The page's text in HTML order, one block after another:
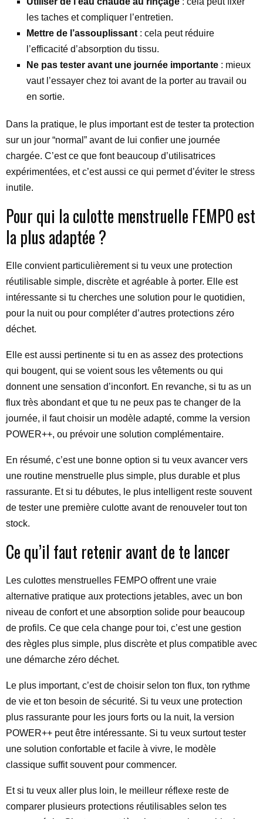
les taches et compliquer l’entretien.
Mettre de l’assouplissant : cela peut réduire
l’efficacité d’absorption du tissu.
Ne pas tester avant une journée importante : mieux
vaut l’essayer chez toi avant de la porter au travail ou
en sortie.
Dans la pratique, le plus important est de tester ta protection
sur un jour “normal” avant de lui confier une journée
chargée. C’est ce que font beaucoup d’utilisatrices
expérimentées, et c’est aussi ce qui permet d’éviter le stress
inutile.
Pour qui la culotte menstruelle FEMPO est
la plus adaptée ?
Elle convient particulièrement si tu veux une protection
réutilisable simple, discrète et agréable à porter. Elle est
intéressante si tu cherches une solution pour le quotidien,
pour la nuit ou pour compléter d’autres protections zéro
déchet.
Elle est aussi pertinente si tu en as assez des protections
qui bougent, qui se voient sous les vêtements ou qui
donnent une sensation d’inconfort. En revanche, si tu as un
flux très abondant et que tu ne peux pas te changer de la
journée, il faut choisir un modèle adapté, comme la version
POWER++, ou prévoir une solution complémentaire.
En résumé, c’est une bonne option si tu veux avancer vers
une routine menstruelle plus simple, plus durable et plus
rassurante. Et si tu débutes, le plus intelligent reste souvent
de tester une première culotte avant de renouveler tout ton
stock.
Ce qu’il faut retenir avant de te lancer
Les culottes menstruelles FEMPO offrent une vraie
alternative pratique aux protections jetables, avec un bon
niveau de confort et une absorption solide pour beaucoup
de profils. Ce que cela change pour toi, c’est une gestion
des règles plus simple, plus discrète et plus compatible avec
une démarche zéro déchet.
Le plus important, c’est de choisir selon ton flux, ton rythme
de vie et ton besoin de sécurité. Si tu veux une protection
plus rassurante pour les jours forts ou la nuit, la version
POWER++ peut être intéressante. Si tu veux surtout tester
une solution confortable et facile à vivre, le modèle
classique suffit souvent pour commencer.
Et si tu veux aller plus loin, le meilleur réflexe reste de
comparer plusieurs protections réutilisables selon tes